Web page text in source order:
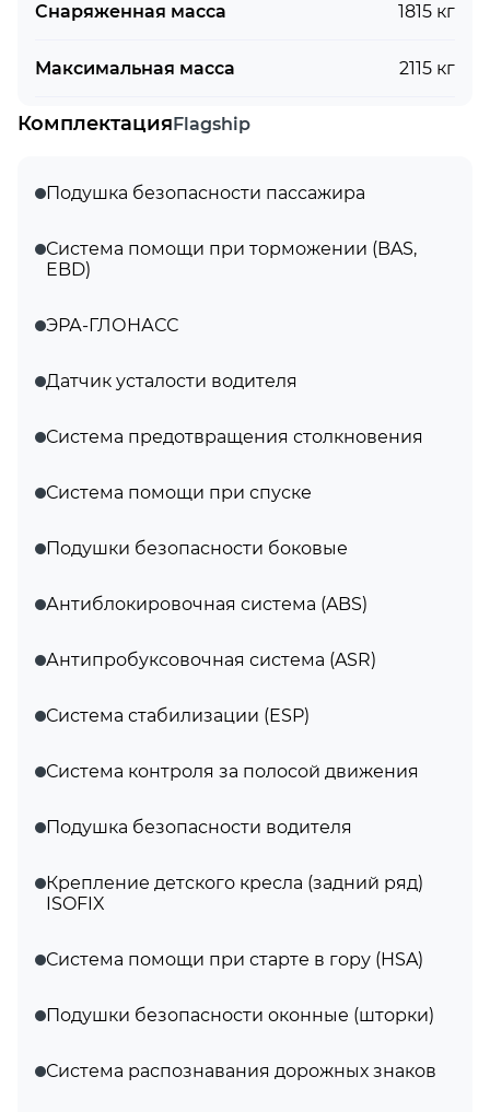
Снаряженная масса 1815 кг
Максимальная масса 2115 кг
КомплектацияFlagship
Подушка безопасности пассажира
Система помощи при торможении (BAS,
EBD)
ЭРА-ГЛОНАСС
Датчик усталости водителя
Система предотвращения столкновения
Система помощи при спуске
Подушки безопасности боковые
Антиблокировочная система (ABS)
Антипробуксовочная система (ASR)
Система стабилизации (ESP)
Система контроля за полосой движения
Подушка безопасности водителя
Крепление детского кресла (задний ряд)
ISOFIX
Система помощи при старте в гору (HSA)
Подушки безопасности оконные (шторки)
Система распознавания дорожных знаков